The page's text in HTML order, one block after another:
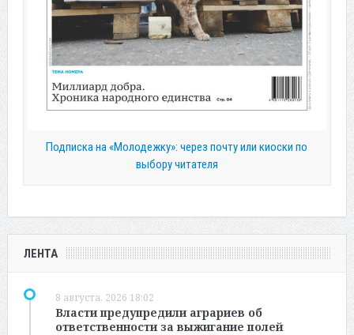
Подписка на «Молодежку»: через почту или киоски по
выбору читателя
ЛЕНТА
8 августа, 2026 18:02
Власти предупредили аграриев об
ответственности за выжигание полей